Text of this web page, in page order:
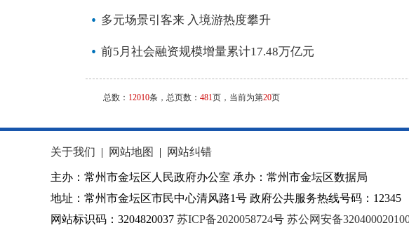
多元场景引客来 入境游热度攀升
前5月社会融资规模增量累计17.48万亿元
总数： 12010条，总页数： 481页，当前为第20页
关于我们 | 网站地图 | 网站纠错
主办：常州市金坛区人民政府办公室 承办：常州市金坛区数据局
地址：常州市金坛区市民中心清风路1号 政府公共服务热线号码：12345
网站标识码：3204820037 苏ICP备2020058724号 苏公网安备